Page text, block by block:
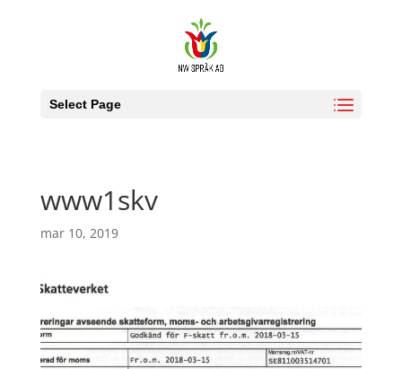
Select Page
www1skv
mar 10, 2019